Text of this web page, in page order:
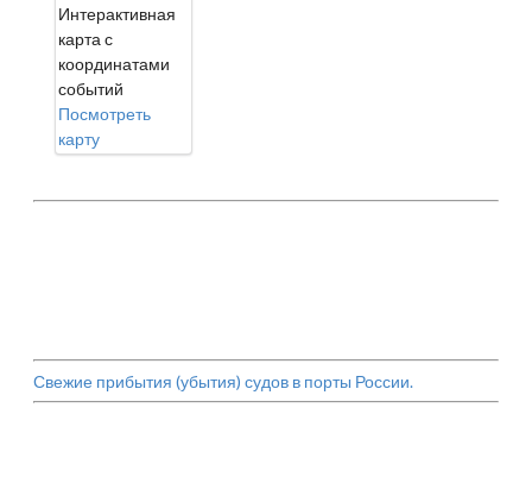
Интерактивная
карта с
координатами
событий
Посмотреть
карту
Свежие прибытия (убытия) судов в порты России.